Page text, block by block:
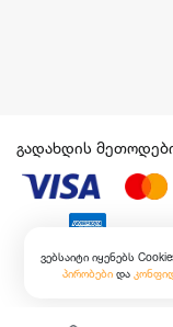
ვებსაიტი იყენებს
პირობები და
გადახდის